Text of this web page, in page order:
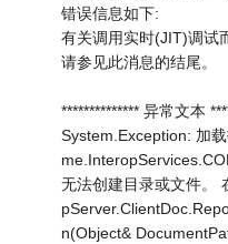
错误信息如下:
有关调用实时(JIT)调试
请参见此消息的结尾。
************** 异常文本
System.Exception: 加
无法创建目录或文件。
n(Object&